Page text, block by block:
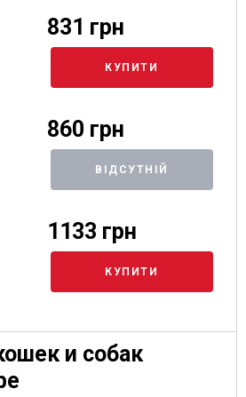
831 грн
КУПИТИ
860 грн
ВІДСУТНІЙ
1133 грн
КУПИТИ
и собак